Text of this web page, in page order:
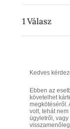
1Válasz
Kedves
Ebben az
követelhet
megkötéséről.
volt, tehát
ügyletről,